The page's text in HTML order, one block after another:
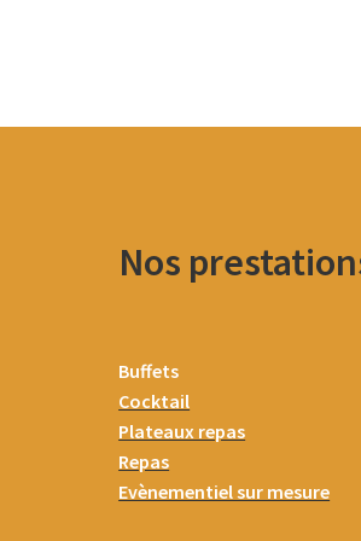
Nos
Buffets
Cocktail
Plateaux repas
Repas
Evènementiel sur mesure